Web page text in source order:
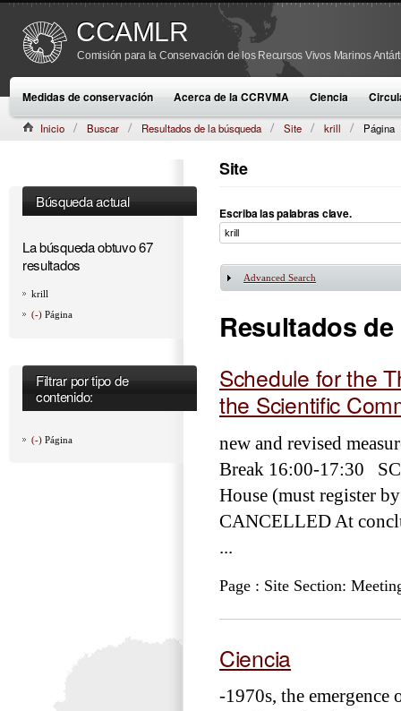
CCAMLR
Comisión para la Conservación de los Recursos Vivos Marinos
Medidas de conservación Acerca de la CCRVMA Ciencia
Inicio Buscar Resultados de la búsqueda Site krill Página
Búsqueda actual
La búsqueda obtuvo 67
resultados
krill
(-) Página
Filtrar por tipo de
contenido:
(-) Página
Site
Escriba las palabras clave.
Mostrar
Advanced Search
Resultados
Schedule for the
the Scientific
new and revised
Break 16:00-17:30
House (must register
CANCELLED At
...
Page : Site Section:
Ciencia
-1970s, the